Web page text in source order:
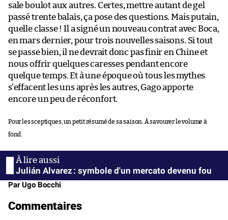
sale boulot aux autres. Certes, mettre autant de gel
passé trente balais, ça pose des questions. Mais putain,
quelle classe ! Il a signé un nouveau contrat avec Boca,
en mars dernier, pour trois nouvelles saisons. Si tout
se passe bien, il ne devrait donc pas finir en Chine et
nous offrir quelques caresses pendant encore
quelque temps. Et à une époque où tous les mythes
s’effacent les uns après les autres, Gago apporte
encore un peu de réconfort.
Pour les sceptiques, un petit résumé de sa saison. À savourer le volume à
fond.
Julián Alvarez : symbole d'un mercato devenu fou
Par Ugo Bocchi
Commentaires